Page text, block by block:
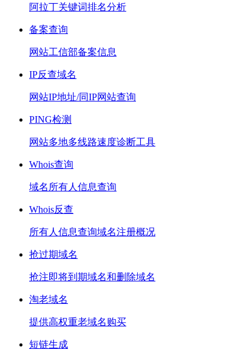
阿拉丁关键词排名分析
备案查询
网站工信部备案信息
IP反查域名
网站IP地址/同IP网站查询
PING检测
网站多地多线路速度诊断工具
Whois查询
域名所有人信息查询
Whois反查
所有人信息查询域名注册概况
抢过期域名
抢注即将到期域名和删除域名
淘老域名
提供高权重老域名购买
短链生成